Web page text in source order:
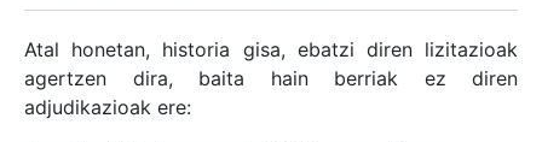
Erakutsi/Ezkutatu
Atal honetan, historia gisa, ebatzi diren lizitazioak
agertzen dira, baita hain berriak ez diren
adjudikazioak ere: